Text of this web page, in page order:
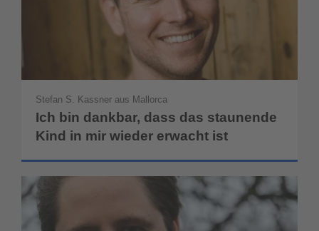
Stefan S. Kassner aus Mallorca
Ich bin dankbar, dass das staunende
Kind in mir wieder erwacht ist